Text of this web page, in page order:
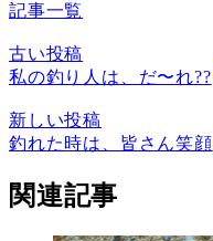
記事一覧
古い投稿
私の釣り人は、だ〜れ??
新しい投稿
釣れた時は、皆さん笑顔
関連記事